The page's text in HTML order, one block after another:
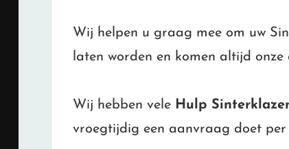
Wij helpen u graag mee om uw
laten worden en komen altijd onze
Wij hebben vele Hulp
vroegtijdig een aanvraag doet